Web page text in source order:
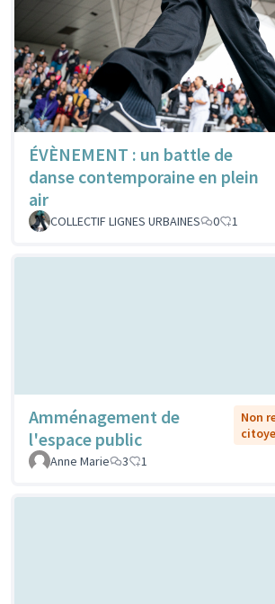
ÉVÈNEMENT : un battle de
danse contemporaine en plein
air
COLLECTIF LIGNES URBAINES 0 1
Amménagement de
l'espace public
Non
Anne Marie
3 1